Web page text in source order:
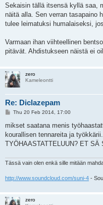
s
Sekaisin tällä itsensä kyllä saa,
näitä alla. Sen verran tasapaino
tulee leimatuksi humalaiseksi,
Varmaan ihan viihteellinen
pitävät. Ahdistukseen näistä ei
zero
Kameleontti
Re: Diclazepam
P
s
Thu 20 Feb 2014, 17:00
mikset saatana menis
kourallisen tennareita ja
TYÖHAASTATTELUUN? ET
Tässä vain olen enkä sille mitään
http://www.soundcloud.com/suni-4 -
zero